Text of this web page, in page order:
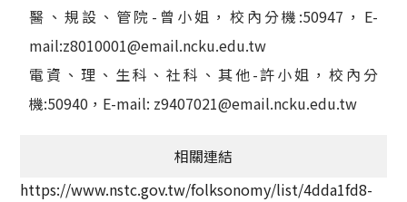
醫、規設、管院-曾小姐，校內分機:50947，E-
mail:z8010001@email.ncku.edu.tw
電資、理、生科、社科、其他-許小姐，校內分
機:50940，E-mail: z9407021@email.ncku.edu.tw
相關連結
https://www.nstc.gov.tw/folksonomy/list/4dda1fd8-